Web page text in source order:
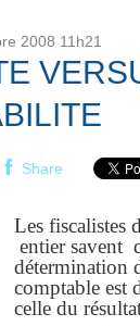
2008 11h21
Share
Les fiscalistes
entier savent
détermination
comptable est
celle du